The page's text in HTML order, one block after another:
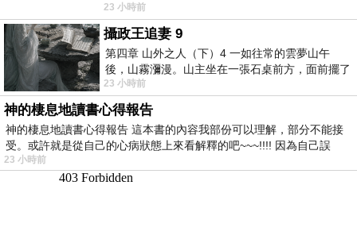
我們開了一條又新又活的路從幔子經過
23 小時前
攝政王追妻 9
第四章 山外之人（下）4 一如往常的雲夢山午
後，山霧瀰漫。山主坐在一張石桌前方，面前擺了
一盤未下完的棋盤，還有一壺茶與兩只冒
23 小時前
神的棲息地讀書心得報告
神的棲息地讀書心得報告 這本書的內容我部份可以理解，部分不能接
受。或許就是從自己的心病狀態上來看解釋的吧~~~!!!! 因為自己誤
23 小時前